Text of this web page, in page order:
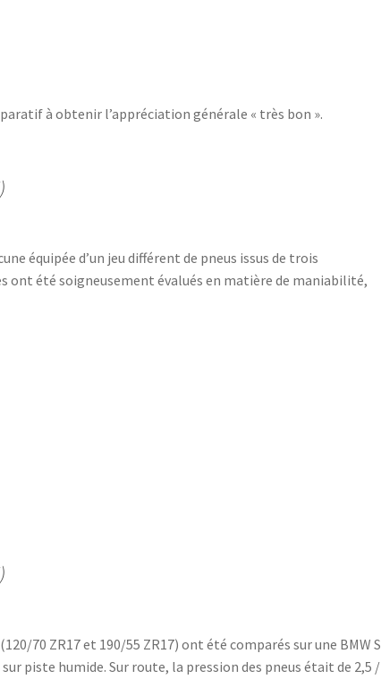
à obtenir l’appréciation générale « très bon ».
équipée d’un jeu différent de pneus issus de trois
ont été soigneusement évalués en matière de maniabilité,
70 ZR17 et 190/55 ZR17) ont été comparés sur une BMW S
piste humide. Sur route, la pression des pneus était de 2,5 /